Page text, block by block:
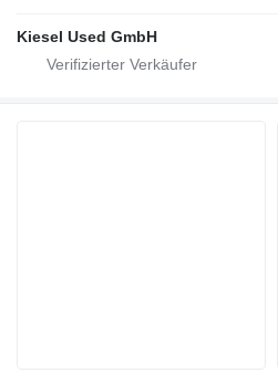
Kiesel Used GmbH